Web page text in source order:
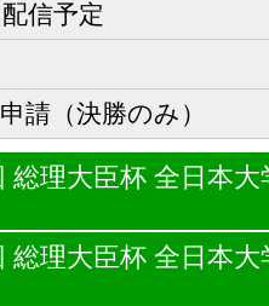
信予定
請（決勝のみ）
総理大臣杯 全日本
総理大臣杯 全日本